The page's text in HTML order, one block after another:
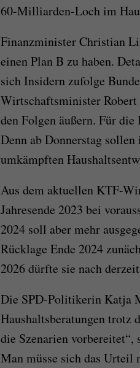
60-Milliarden-Loch im
Finanzminister Christian
einen Plan B zu haben.
sich Insidern zufolge
Wirtschaftsminister
den Folgen äußern. Für
Denn ab Donnerstag
umkämpften
Aus dem aktuellen KTF-
Jahresende 2023 bei
2024 soll aber mehr
Rücklage Ende 2024
2026 dürfte sie nach
Die SPD-Politikerin Katja
Haushaltsberatungen trotz
die Szenarien vorbereitet“,
Man müsse sich das Urteil